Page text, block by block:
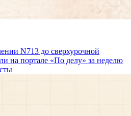
N713 до сверхурочной
на портале «По делу» за неделю